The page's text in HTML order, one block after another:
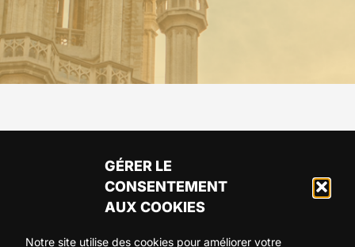
GÉRER LE
CONSENTEMENT
AUX COOKIES
Notre site utilise des cookies pour améliorer votre